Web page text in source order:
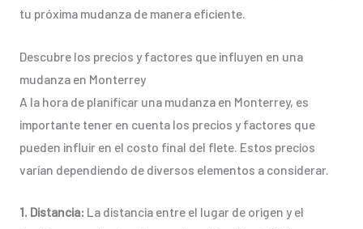
tu próxima mudanza de manera eficiente.
Descubre los precios y factores que influyen en una
mudanza en Monterrey
A la hora de planificar una mudanza en Monterrey, es
importante tener en cuenta los precios y factores que
pueden influir en el costo final del flete. Estos precios
varían dependiendo de diversos elementos a considerar.
1. Distancia: La distancia entre el lugar de origen y el